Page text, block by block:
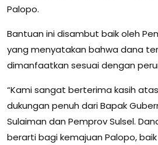
Palopo.
Bantuan ini disambut baik oleh
yang menyatakan bahwa dana
dimanfaatkan sesuai dengan
“Kami sangat berterima kasih
dukungan penuh dari Bapak
Sulaiman dan Pemprov Sulsel.
berarti bagi kemajuan Palopo,